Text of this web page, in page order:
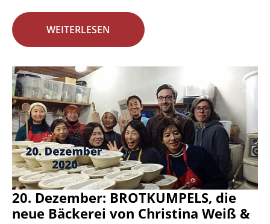
WEITERLESEN
20. Dezember: BROTKUMPELS, die
neue Bäckerei von Christina Weiß &